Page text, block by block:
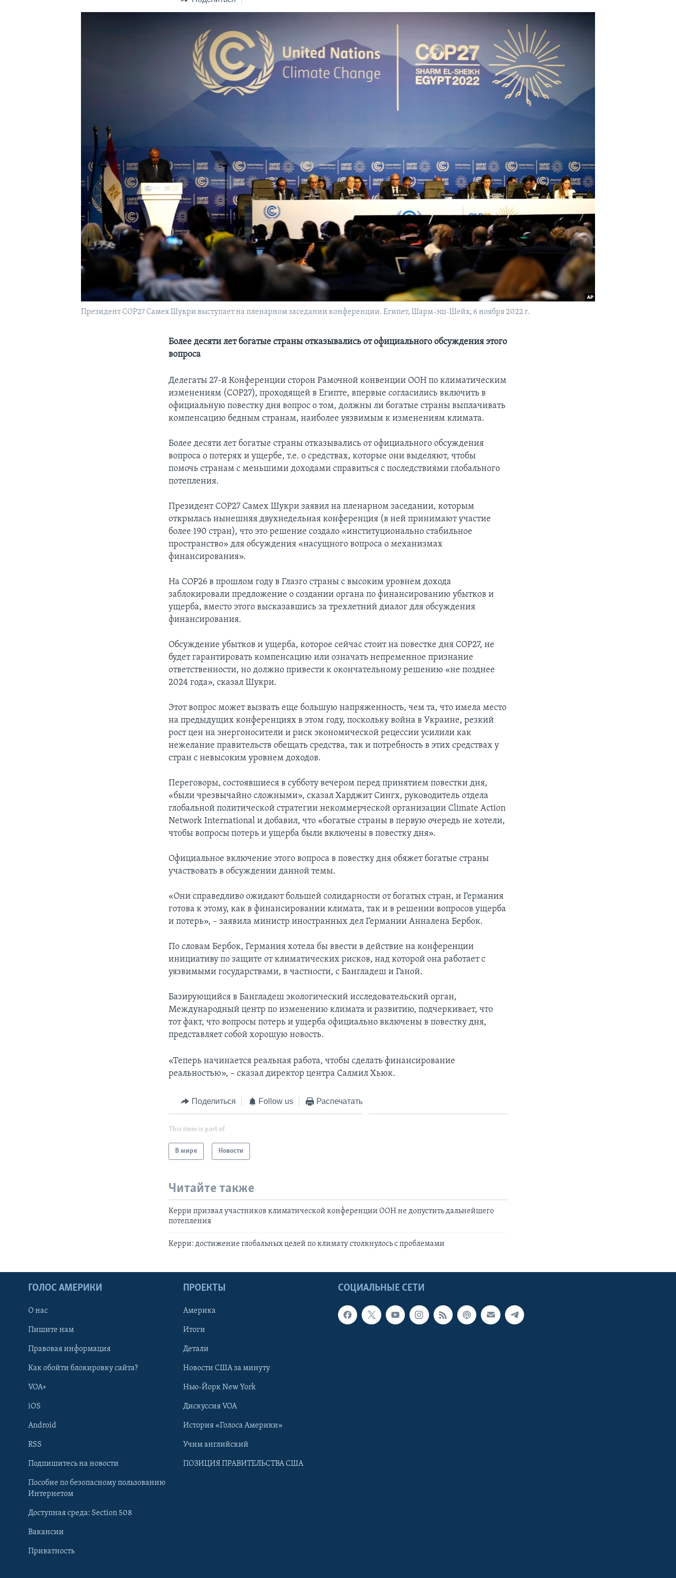
Learning English
Языки
Президент COP27 Самех Шукри выступает на пленарном заседании конференции. Египет, Шарм-эш-Шейх, 6 ноября 2022 г.
Более десяти лет богатые страны отказывались от официального обсуждения этого
вопроса
Делегаты 27-й Конференции сторон Рамочной конвенции ООН по климатическим
изменениям (COP27), проходящей в Египте, впервые согласились включить в
официальную повестку дня вопрос о том, должны ли богатые страны выплачивать
компенсацию бедным странам, наиболее уязвимым к изменениям климата.
Более десяти лет богатые страны отказывались от официального обсуждения
вопроса о потерях и ущербе, т.е. о средствах, которые они выделяют, чтобы
помочь странам с меньшими доходами справиться с последствиями глобального
потепления.
Президент COP27 Самех Шукри заявил на пленарном заседании, которым
открылась нынешняя двухнедельная конференция (в ней принимают участие
более 190 стран), что это решение создало «институционально стабильное
пространство» для обсуждения «насущного вопроса о механизмах
финансирования».
На COP26 в прошлом году в Глазго страны с высоким уровнем дохода
заблокировали предложение о создании органа по финансированию убытков и
ущерба, вместо этого высказавшись за трехлетний диалог для обсуждения
финансирования.
Обсуждение убытков и ущерба, которое сейчас стоит на повестке дня COP27, не
будет гарантировать компенсацию или означать непременное признание
ответственности, но должно привести к окончательному решению «не позднее
2024 года», сказал Шукри.
Этот вопрос может вызвать еще большую напряженность, чем та, что имела место
на предыдущих конференциях в этом году, поскольку война в Украине, резкий
рост цен на энергоносители и риск экономической рецессии усилили как
нежелание правительств обещать средства, так и потребность в этих средствах у
стран с невысоким уровнем доходов.
Переговоры, состоявшиеся в субботу вечером перед принятием повестки дня,
«были чрезвычайно сложными», сказал Харджит Сингх, руководитель отдела
глобальной политической стратегии некоммерческой организации Climate Action
Network International и добавил, что «богатые страны в первую очередь не хотели,
чтобы вопросы потерь и ущерба были включены в повестку дня».
Официальное включение этого вопроса в повестку дня обяжет богатые страны
участвовать в обсуждении данной темы.
«Они справедливо ожидают большей солидарности от богатых стран, и Германия
готова к этому, как в финансировании климата, так и в решении вопросов ущерба
и потерь», – заявила министр иностранных дел Германии Анналена Бербок.
По словам Бербок, Германия хотела бы ввести в действие на конференции
инициативу по защите от климатических рисков, над которой она работает с
уязвимыми государствами, в частности, с Бангладеш и Ганой.
Базирующийся в Бангладеш экологический исследовательский орган,
Международный центр по изменению климата и развитию, подчеркивает, что
тот факт, что вопросы потерь и ущерба официально включены в повестку дня,
представляет собой хорошую новость.
«Теперь начинается реальная работа, чтобы сделать финансирование
реальностью», – сказал директор центра Салмил Хьюк.
Поделиться Follow us Распечатать
This item is part of
В мире Новости
Читайте также
Керри призвал участников климатической конференции ООН не допустить дальнейшего
потепления
Керри: достижение глобальных целей по климату столкнулось с проблемами
СОЦИАЛЬНЫЕ СЕТИ
ГОЛОС АМЕРИКИ
О нас
Пишите нам
Правовая информация
Как обойти блокировку сайта?
VOA+
iOS
Android
RSS
Подпишитесь на новости
Пособие по безопасному пользованию
Интернетом
Доступная среда: Section 508
Вакансии
Приватность
ПРОЕКТЫ
Америка
Итоги
Детали
Новости США за минуту
Нью-Йорк New York
Дискуссия VOA
История «Голоса Америки»
Учим английский
ПОЗИЦИЯ ПРАВИТЕЛЬСТВА США